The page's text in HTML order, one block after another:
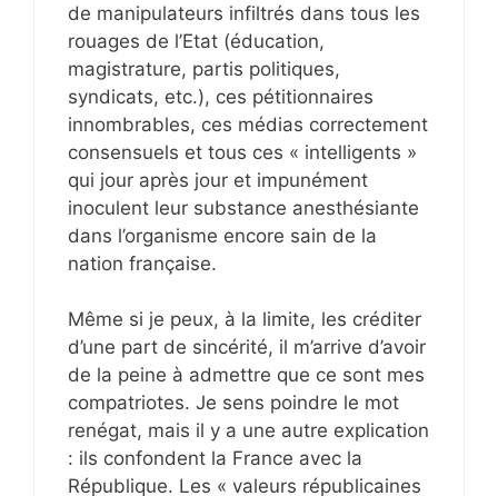
de manipulateurs infiltrés dans tous les
rouages de l’Etat (éducation,
magistrature, partis politiques,
syndicats, etc.), ces pétitionnaires
innombrables, ces médias correctement
consensuels et tous ces « intelligents »
qui jour après jour et impunément
inoculent leur substance anesthésiante
dans l’organisme encore sain de la
nation française.
Même si je peux, à la limite, les créditer
d’une part de sincérité, il m’arrive d’avoir
de la peine à admettre que ce sont mes
compatriotes. Je sens poindre le mot
renégat, mais il y a une autre explication
: ils confondent la France avec la
République. Les « valeurs républicaines